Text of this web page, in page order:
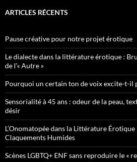
ARTICLES RÉCENTS
Pause créative pour notre projet érotique
Le dialecte dans la littérature érotique :
de l’« Autre »
Pourquoi un certain ton de voix excite-t-il
Sensorialité à 45 ans : odeur de la peau,
désir
L’Onomatopée dans la Littérature
Claquements Humides
Scènes LGBTQ+ ENF sans reproduire le «